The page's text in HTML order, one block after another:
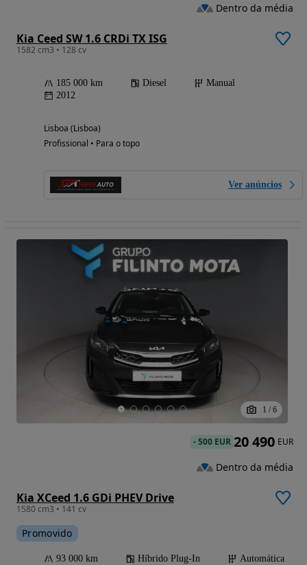
Kia Ceed SW 1.6 CRDi TX ISG
1582 cm3 • 128 cv
185 000 km Diesel
Manual
2012
Lisboa (Lisboa)
Profissional • Para o topo
Ver anúncios
Dentro da média
1 / 6
Kia XCeed 1.6 GDi PHEV Drive
1580 cm3 • 141 cv
Promovido
93 000 km Híbrido Plug-In
Automática
-500 EUR 20 490 EUR
Dentro da média